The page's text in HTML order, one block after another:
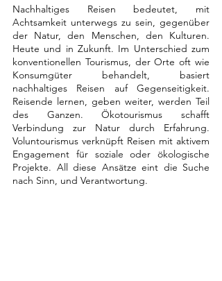
Nachhaltiges Reisen bedeutet, mit
Achtsamkeit unterwegs zu sein, gegenüber
der Natur, den Menschen, den Kulturen.
Heute und in Zukunft. Im Unterschied zum
konventionellen Tourismus, der Orte oft wie
Konsumgüter behandelt, basiert
nachhaltiges Reisen auf Gegenseitigkeit.
Reisende lernen, geben weiter, werden Teil
des Ganzen. Ökotourismus schafft
Verbindung zur Natur durch Erfahrung.
Voluntourismus verknüpft Reisen mit aktivem
Engagement für soziale oder ökologische
Projekte. All diese Ansätze eint die Suche
nach Sinn, und Verantwortung.